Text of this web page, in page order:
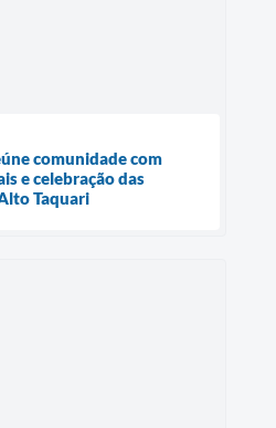
comunidade com
e celebração das
Taquari